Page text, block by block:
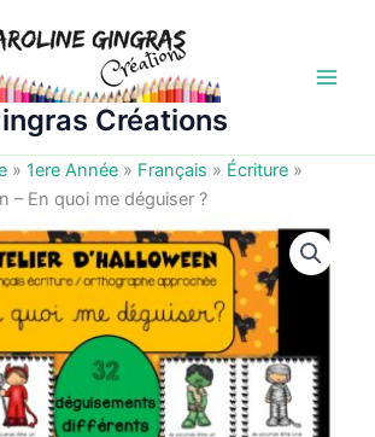
Créations
» 1ere Année » Français » Écriture »
– En quoi me déguiser ?